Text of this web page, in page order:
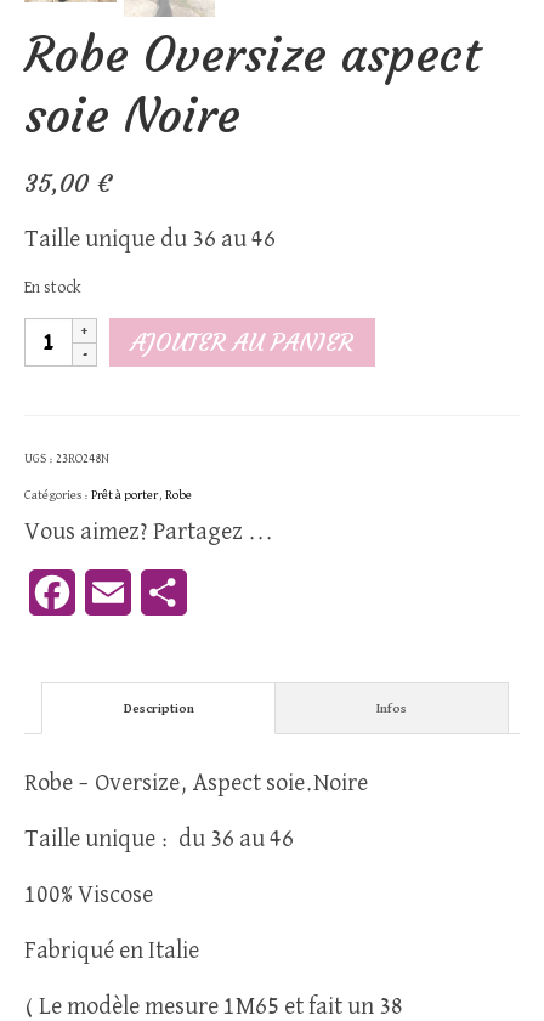
Robe Oversize aspect
soie Noire
35,00 €
Taille unique du 36 au 46
En stock
quantité
de
soie
AJOUTER AU PANIER
UGS : 23RO248N
Catégories : Prêt à porter, Robe
Vous aimez? Partagez ...
FacebookEmail
Description Infos
Robe – Oversize, Aspect soie.Noire
Taille unique : du 36 au 46
100% Viscose
Fabriqué en Italie
( Le modèle mesure 1M65 et fait un 38